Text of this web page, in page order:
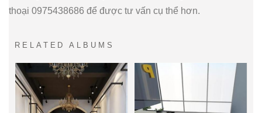
thoại 0975438686 để được tư vấn cụ thể hơn.
RELATED ALBUMS